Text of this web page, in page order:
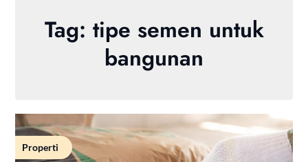
Tag: tipe semen untuk
bangunan
Properti